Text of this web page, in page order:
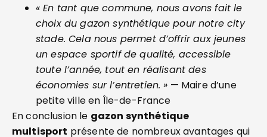
« En tant que commune, nous avons fait le
choix du gazon synthétique pour notre city
stade. Cela nous permet d’offrir aux jeunes
un espace sportif de qualité, accessible
toute l’année, tout en réalisant des
économies sur l’entretien. » — Maire d’une
petite ville en Île-de-France
En conclusion le gazon synthétique
multisport présente de nombreux avantages qui